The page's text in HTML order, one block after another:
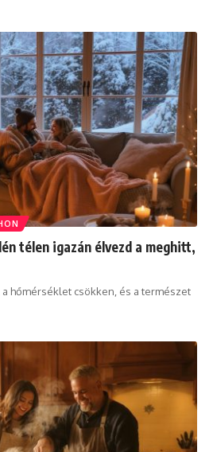
télen igazán élvezd a meghitt,
hőmérséklet csökken, és a természet